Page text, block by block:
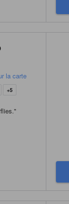
la carte
+5
"